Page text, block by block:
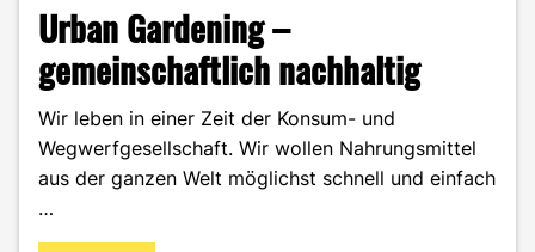
Urban Gardening –
gemeinschaftlich nachhaltig
Wir leben in einer Zeit der Konsum- und
Wegwerfgesellschaft. Wir wollen Nahrungsmittel
aus der ganzen Welt möglichst schnell und einfach
…